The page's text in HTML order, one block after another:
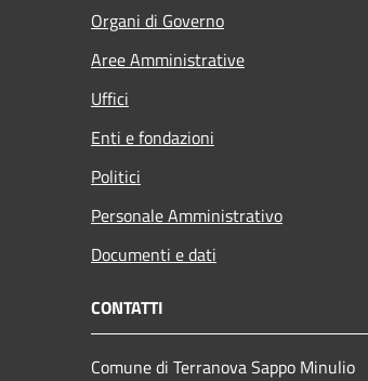
Organi di Governo
Aree Amministrative
Uffici
Enti e fondazioni
Politici
Personale Amministrativo
Documenti e dati
CONTATTI
Comune di Terranova Sappo Minulio